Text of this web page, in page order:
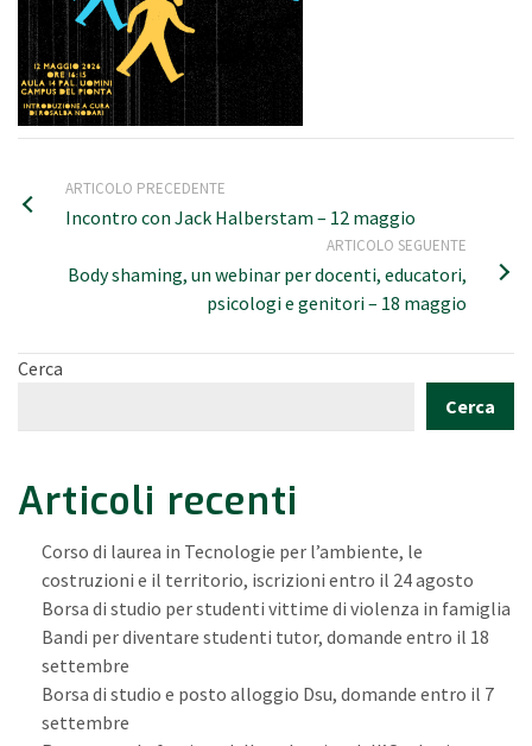
ARTICOLO PRECEDENTE
Incontro con Jack Halberstam – 12 maggio
ARTICOLO SEGUENTE
Body shaming, un webinar per docenti, educatori,
psicologi e genitori – 18 maggio
Cerca
Cerca
Articoli recenti
Corso di laurea in Tecnologie per l’ambiente, le
costruzioni e il territorio, iscrizioni entro il 24 agosto
Borsa di studio per studenti vittime di violenza in famiglia
Bandi per diventare studenti tutor, domande entro il 18
settembre
Borsa di studio e posto alloggio Dsu, domande entro il 7
settembre